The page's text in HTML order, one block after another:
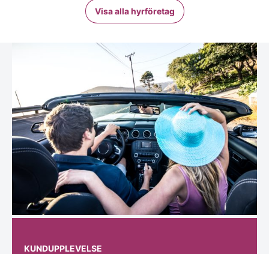
Visa alla hyrföretag
KUNDUPPLEVELSE